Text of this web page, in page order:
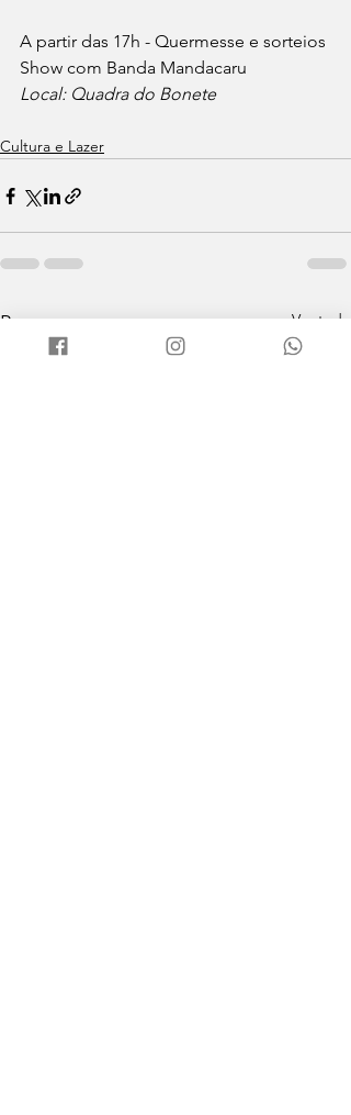
A partir das 17h - Quermesse e sorteios
Show com Banda Mandacaru
Local: Quadra do Bonete
Cultura e Lazer
Posts recentes Ver tudo